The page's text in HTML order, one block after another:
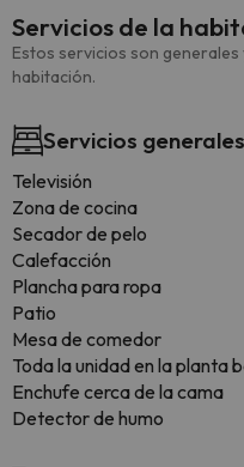
Servicios de la
Estos servicios son
habitación.
Servicios
Televisión
Zona de cocina
Secador de pelo
Calefacción
Plancha para ropa
Patio
Mesa de comedor
Toda la unidad en la planta
Enchufe cerca de la cama
Detector de humo